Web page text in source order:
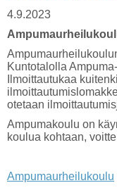
4.9.2023
Kuntotalolla
Ilmoittautukaa
otetaan
Ampumakoulu on
koulua kohtaan,
Ampumaurheilukoulu